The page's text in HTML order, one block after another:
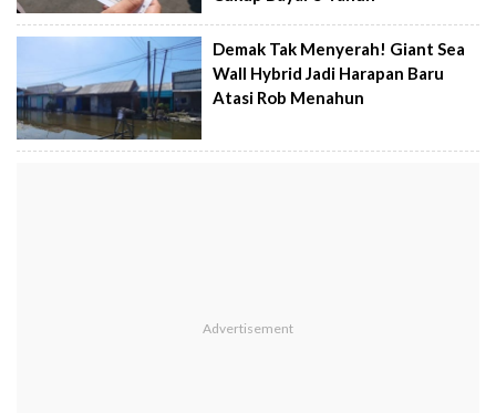
Demak Tak Menyerah! Giant Sea
Wall Hybrid Jadi Harapan Baru
Atasi Rob Menahun